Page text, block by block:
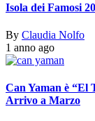
Isola dei Famosi
By Claudia Nolfo
1 anno ago
Can Yaman è “El
Arrivo a Marzo